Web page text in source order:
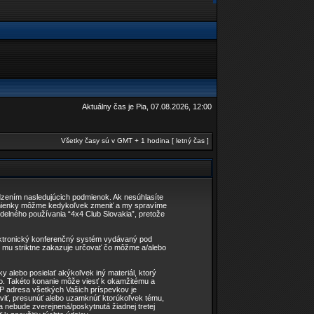
Aktuálny čas je Pia, 07.08.2026, 12:00
Všetky časy sú v GMT + 1 hodina [ letný čas ]
nasledujúcich podmienok. Ak nesúhlasíte
môžme kedykoľvek zmeniť a my spravíme
používania “4x4 Club Slovakia”, pretože
konferenčný systém vydávaný pod
mu striktne zakazuje určovať čo môžme a/alebo
alebo posielať akýkoľvek iný materiál, ktorý
Takéto konanie môže viesť k okamžitému a
adresa všetkých Vašich príspevkov je
presunúť alebo uzamknúť ktorúkoľvek tému,
zverejnená/poskytnutá žiadnej tretej